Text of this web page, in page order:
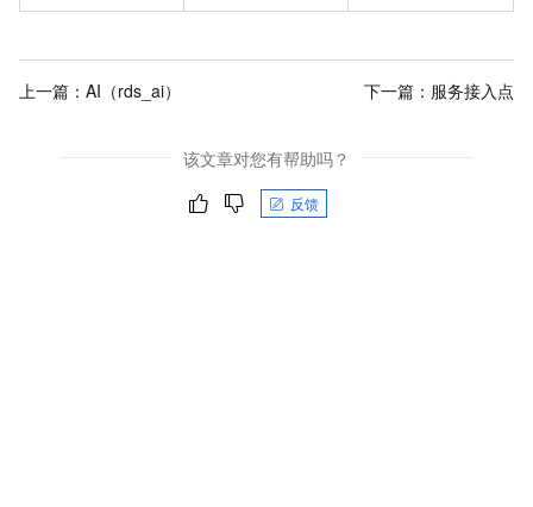
上一篇： AI（rds_ai） 下一篇： 服务接入点
该文章对您有帮助吗？
反馈